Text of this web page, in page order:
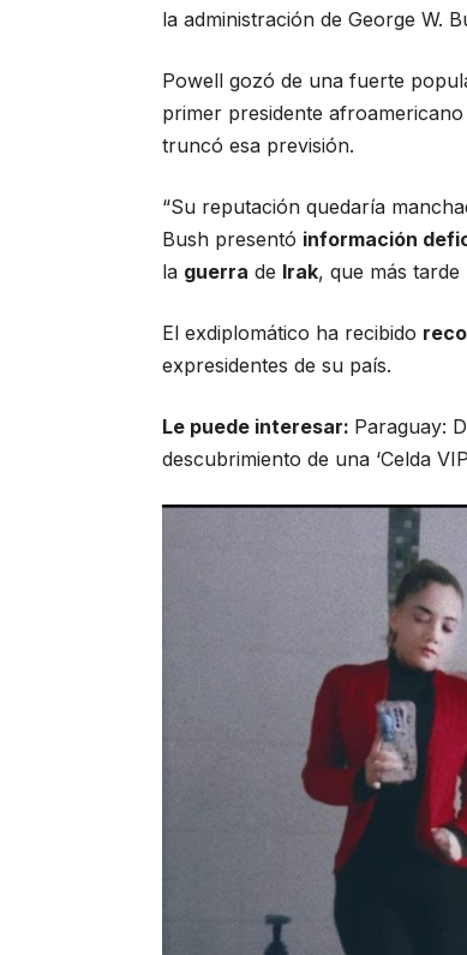
la administración de George W.
Powell gozó de una fuerte
primer presidente
truncó esa previsión.
“Su reputación quedaría
Bush presentó información
la guerra de Irak, que más tarde
El exdiplomático ha recibido
expresidentes de su país.
Le puede interesar: Paraguay:
descubrimiento de una ‘Celda